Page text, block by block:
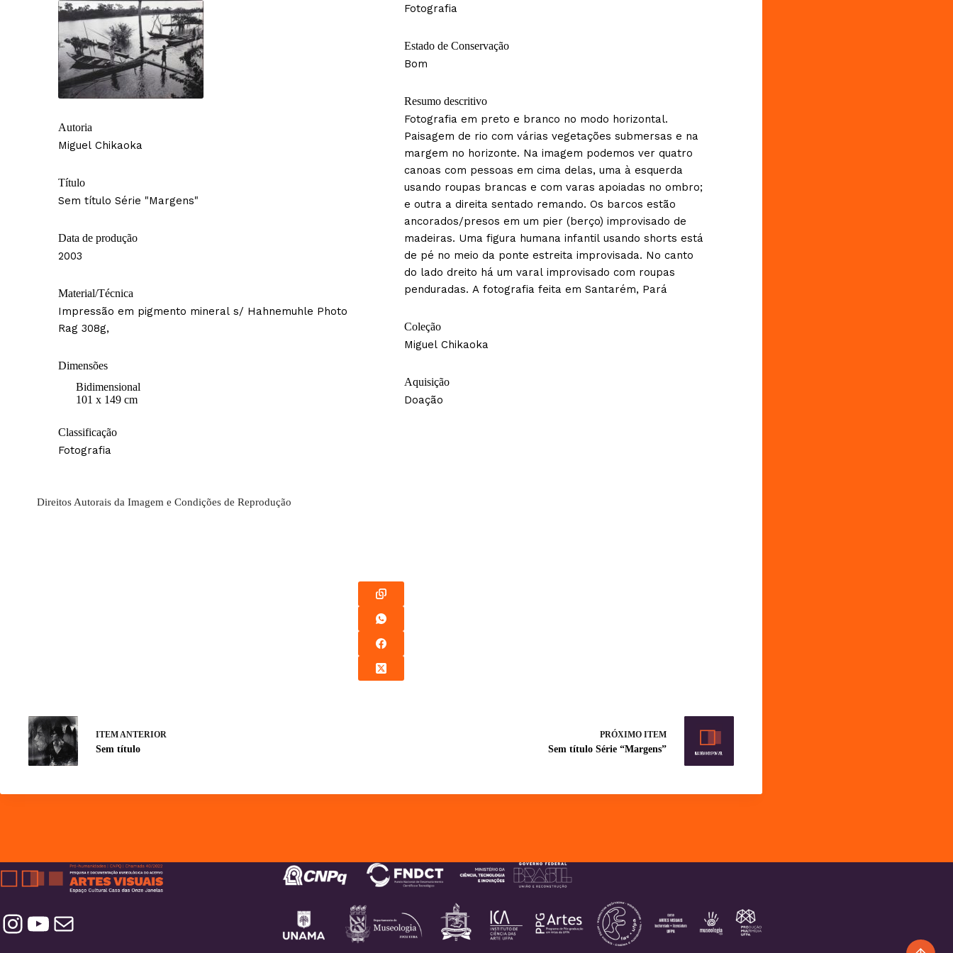
Autoria
Miguel Chikaoka
Título
Sem título Série "Margens"
Data de produção
2003
Material/Técnica
Impressão em pigmento mineral s/ Hahnemuhle Photo
Rag 308g,
Dimensões
Bidimensional
101 x 149 cm
Classificação
Fotografia
Fotografia
Estado de Conservação
Bom
Resumo descritivo
Fotografia em preto e branco no modo horizontal.
Paisagem de rio com várias vegetações submersas e na
margem no horizonte. Na imagem podemos ver quatro
canoas com pessoas em cima delas, uma à esquerda
usando roupas brancas e com varas apoiadas no ombro;
e outra a direita sentado remando. Os barcos estão
ancorados/presos em um pier (berço) improvisado de
madeiras. Uma figura humana infantil usando shorts está
de pé no meio da ponte estreita improvisada. No canto
do lado dreito há um varal improvisado com roupas
penduradas. A fotografia feita em Santarém, Pará
Coleção
Miguel Chikaoka
Aquisição
Doação
Direitos Autorais da Imagem e Condições de Reprodução
ITEM ANTERIOR
Sem título
PRÓXIMO ITEM
Sem título Série “Margens”
Instagram YouTube Contatos